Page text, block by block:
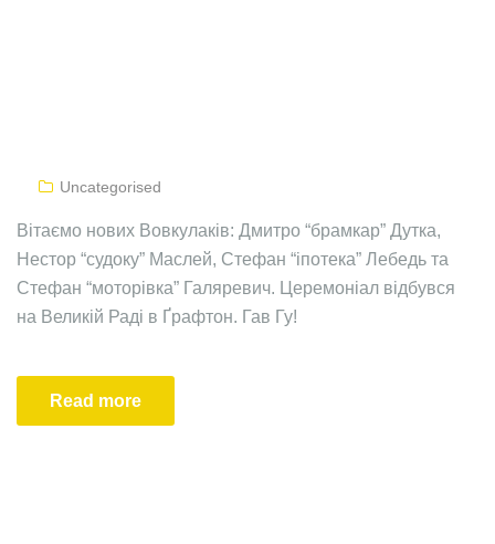
Uncategorised
Вітаємо нових Вовкулаків: Дмитро “брамкар” Дутка,
Нестор “судоку” Маслей, Стефан “іпотека” Лебедь та
Стефан “моторівка” Галяревич. Церемоніал відбувся
на Великій Раді в Ґрафтон. Гав Гу!
Read more